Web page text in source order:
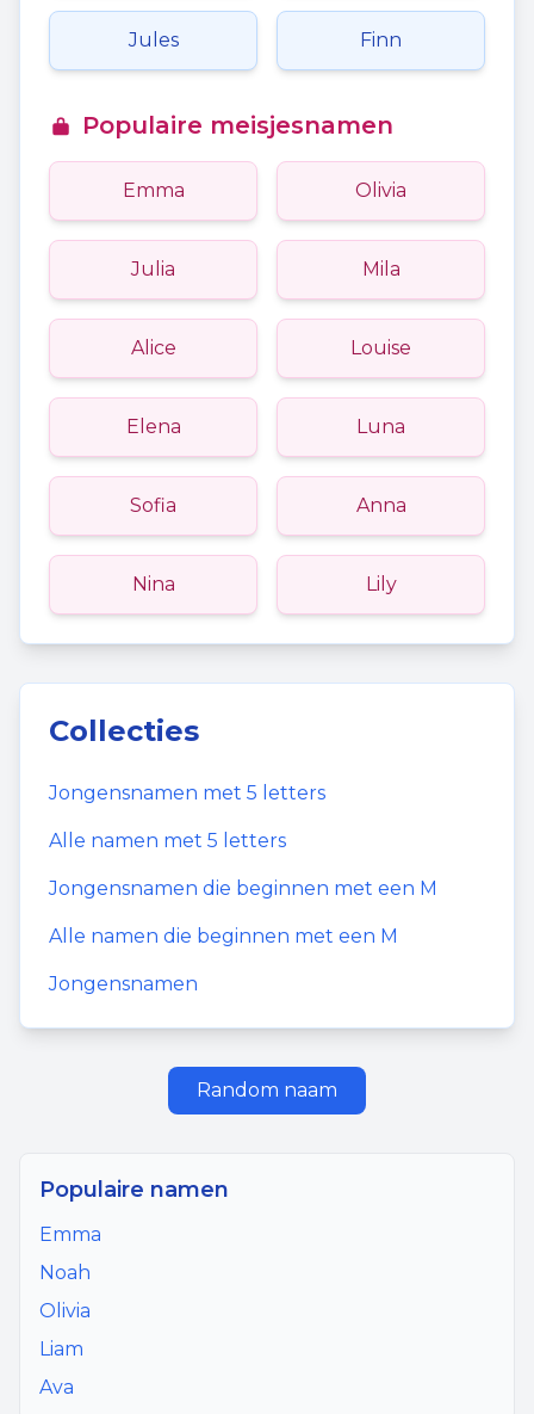
Jules Finn
Populaire meisjesnamen
Emma Olivia
Julia Mila
Alice Louise
Elena Luna
Sofia Anna
Nina Lily
Collecties
Jongensnamen met 5 letters
Alle namen met 5 letters
Jongensnamen die beginnen met een M
Alle namen die beginnen met een M
Jongensnamen
Random naam
Populaire namen
Emma
Noah
Olivia
Liam
Ava